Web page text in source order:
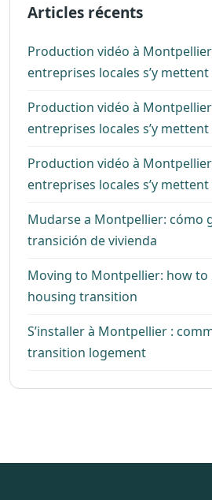
Articles récents
Production vidéo à
entreprises locales s’y
Production vidéo à
entreprises locales s’y
Production vidéo à
entreprises locales s’y
Mudarse a Montpellier: cómo
transición de vivienda
Moving to Montpellier: how to
housing transition
S’installer à Montpellier :
transition logement